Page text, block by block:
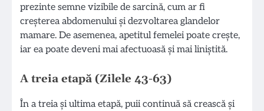
prezinte semne vizibile de sarcină, cum ar fi
creșterea abdomenului și dezvoltarea glandelor
mamare. De asemenea, apetitul femelei poate crește,
iar ea poate deveni mai afectuoasă și mai liniștită.
A treia etapă (Zilele 43-63)
În a treia și ultima etapă, puii continuă să crească și